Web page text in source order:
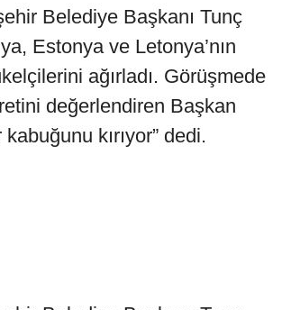
Belediye Başkanı Tunç
Estonya ve Letonya’nın
ağırladı. Görüşmede
değerlendiren Başkan
kırıyor” dedi.